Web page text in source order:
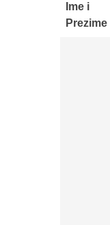
Ime i
Prezime